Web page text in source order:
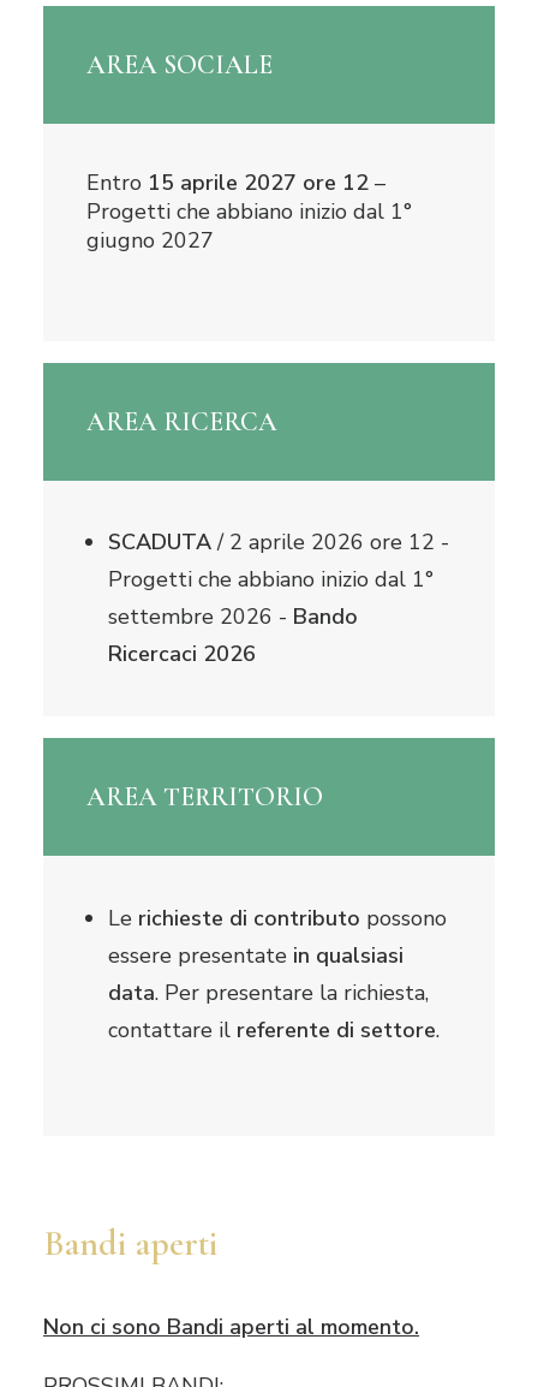
AREA SOCIALE
Entro 15 aprile 2027 ore 12 –
Progetti che abbiano inizio dal 1°
giugno 2027
AREA RICERCA
SCADUTA/ 2 aprile 2026 ore 12 -
Progetti che abbiano inizio dal 1°
settembre 2026 - Bando
Ricercaci 2026
AREA TERRITORIO
Le richieste di contributo possono
essere presentate in qualsiasi
data. Per presentare la richiesta,
contattare il referente di settore.
Bandi aperti
Non ci sono Bandi aperti al momento.